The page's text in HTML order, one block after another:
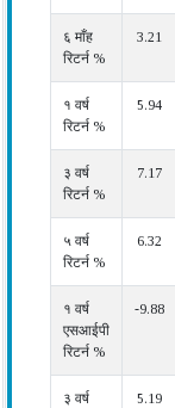
६ माँह
रिटर्न %
3.21
१ वर्ष
रिटर्न %
5.94
३ वर्ष
रिटर्न %
7.17
५ वर्ष
रिटर्न %
6.32
१ वर्ष
एसआईपी
रिटर्न %
-9.88
३ वर्ष
5.19